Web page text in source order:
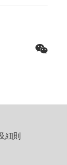
細則